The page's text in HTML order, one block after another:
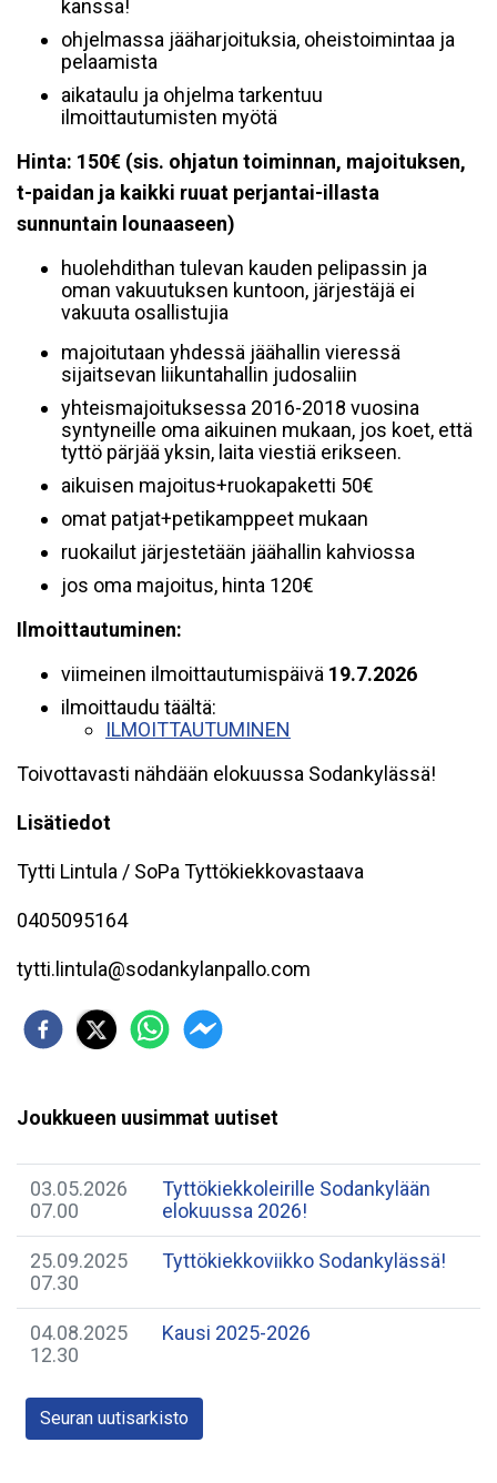
kanssa!
ohjelmassa jääharjoituksia, oheistoimintaa ja
pelaamista
aikataulu ja ohjelma tarkentuu
ilmoittautumisten myötä
Hinta: 150€ (sis. ohjatun toiminnan, majoituksen,
t-paidan ja kaikki ruuat perjantai-illasta
sunnuntain lounaaseen)
huolehdithan tulevan kauden pelipassin ja
oman vakuutuksen kuntoon, järjestäjä ei
vakuuta osallistujia
majoitutaan yhdessä jäähallin vieressä
sijaitsevan liikuntahallin judosaliin
yhteismajoituksessa 2016-2018 vuosina
syntyneille oma aikuinen mukaan, jos koet, että
tyttö pärjää yksin, laita viestiä erikseen.
aikuisen majoitus+ruokapaketti 50€
omat patjat+petikamppeet mukaan
ruokailut järjestetään jäähallin kahviossa
jos oma majoitus, hinta 120€
Ilmoittautuminen:
viimeinen ilmoittautumispäivä 19.7.2026
ilmoittaudu täältä:
ILMOITTAUTUMINEN
Toivottavasti nähdään elokuussa Sodankylässä!
Lisätiedot
Tytti Lintula / SoPa Tyttökiekkovastaava
0405095164
tytti.lintula@sodankylanpallo.com
Joukkueen uusimmat uutiset
03.05.2026
07.00
Tyttökiekkoleirille Sodankylään
elokuussa 2026!
25.09.2025
07.30
Tyttökiekkoviikko Sodankylässä!
04.08.2025
12.30
Kausi 2025-2026
Seuran uutisarkisto